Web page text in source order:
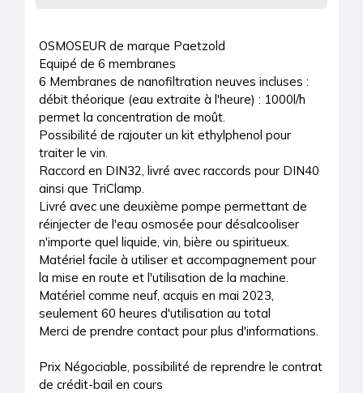
OSMOSEUR de marque Paetzold
Equipé de 6 membranes
6 Membranes de nanofiltration neuves incluses :
débit théorique (eau extraite à l'heure) : 1000l/h
permet la concentration de moût.
Possibilité de rajouter un kit ethylphenol pour
traiter le vin.
Raccord en DIN32, livré avec raccords pour DIN40
ainsi que TriClamp.
Livré avec une deuxième pompe permettant de
réinjecter de l'eau osmosée pour désalcooliser
n'importe quel liquide, vin, bière ou spiritueux.
Matériel facile à utiliser et accompagnement pour
la mise en route et l'utilisation de la machine.
Matériel comme neuf, acquis en mai 2023,
seulement 60 heures d'utilisation au total
Merci de prendre contact pour plus d'informations.
Prix Négociable, possibilité de reprendre le contrat
de crédit-bail en cours